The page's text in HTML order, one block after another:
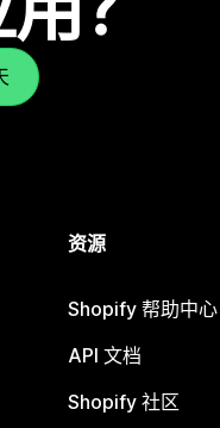
资源
Shopify 帮助中心
API 文档
Shopify 社区